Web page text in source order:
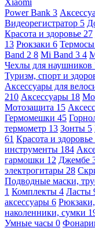
Power Bank 3
Видеорегистратор 5
Красота и здоровье 27
13 Рюкзаки 6 Термосы
Band 2 8 Mi Band 3 4
Чехлы для наушников
Туризм, спорт и
Аксессуары для
210 Аксессуары 18
Мотозащита 15
Гермомешки 45
термометр 13 Зонты 5
61 Красота и здоровье
инструменты 184
гармошки 12 Джембе
электрогитары 28
Подводные маски,
1 Комплекты 4 Ласты
аксессуары 6
наколенники, сумки
Умные часы 0